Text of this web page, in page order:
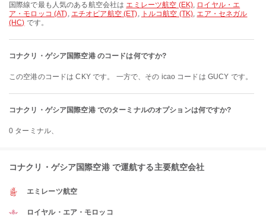
国際線で最も人気のある航空会社は エミレーツ航空 (EK), ロイヤル・エ
ア・モロッコ (AT), エチオピア航空 (ET), トルコ航空 (TK), エア・セネガル
(HC) です。
コナクリ・ゲシア国際空港 のコードは何ですか?
この空港のコードは CKY です。 一方で、その icao コードは GUCY です。
コナクリ・ゲシア国際空港 でのターミナルのオプションは何ですか?
0 ターミナル、
コナクリ・ゲシア国際空港 で運航する主要航空会社
エミレーツ航空
ロイヤル・エア・モロッコ